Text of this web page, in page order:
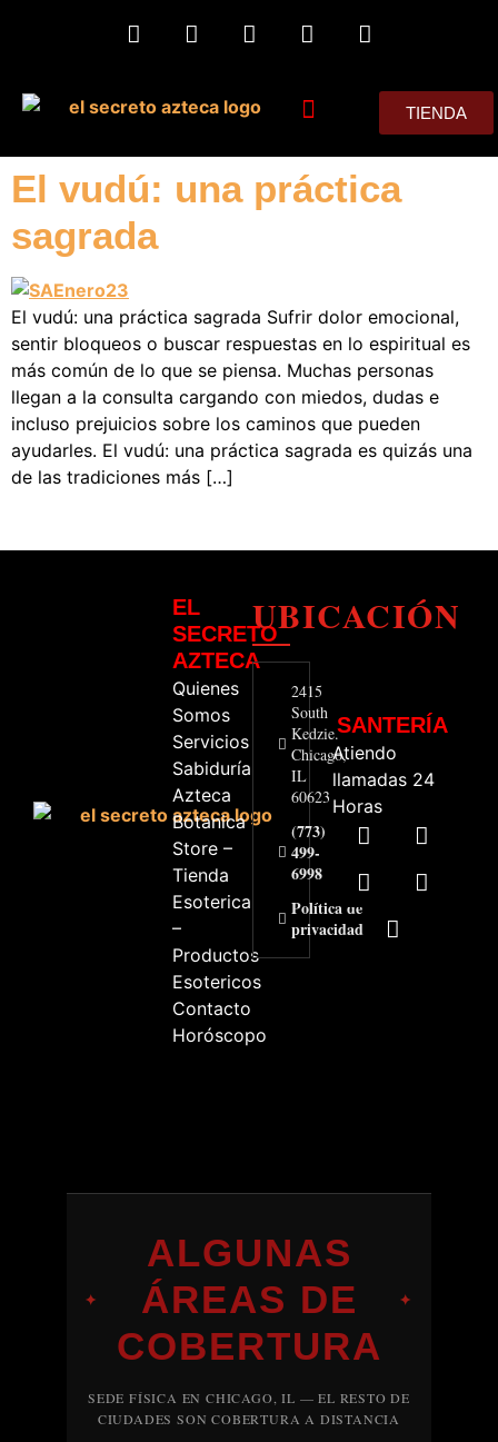
TIENDA
El vudú: una práctica
sagrada
El vudú: una práctica sagrada Sufrir dolor emocional,
sentir bloqueos o buscar respuestas en lo espiritual es
más común de lo que se piensa. Muchas personas
llegan a la consulta cargando con miedos, dudas e
incluso prejuicios sobre los caminos que pueden
ayudarles. El vudú: una práctica sagrada es quizás una
de las tradiciones más […]
EL
SECRETO
AZTECA
Quienes
Somos
Servicios
Sabiduría
Azteca
Botanica
Store –
Tienda
Esoterica
–
Productos
Esotericos
Contacto
Horóscopo
UBICACIÓN
2415
South
Kedzie.
Chicago,
IL
60623
(773)
499-
6998
Política de
privacidad
SANTERÍA
Atiendo
llamadas 24
Horas
✦
ALGUNAS
ÁREAS DE
COBERTURA
✦
SEDE FÍSICA EN CHICAGO, IL — EL RESTO DE
CIUDADES SON COBERTURA A DISTANCIA